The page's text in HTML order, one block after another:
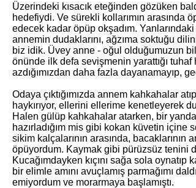
Üzerindeki kısacık eteğinden gözüken
hedefiydi. Ve sürekli kollarımın arasında
edecek kadar öpüp okşadım.
annemin dudaklarını, ağzıma soktuğu
biz idik. Üvey anne - oğul olduğumuzun
önünde ilk defa sevişmenin yarattığı
azdığımızdan daha fazla dayanamayıp,
Odaya çıktığımızda annem kahkahalar
haykırıyor, ellerini ellerime kenetleyerek
Halen gülüp kahkahalar atarken, bir
hazırladığım mis gibi kokan küvetin içine
sikim kalçalarının arasında,
öpüyordum. Kaymak gibi pürüzsüz tenini
Kucağımdayken kıçını sağa sola oynatıp
bir elimle amını avuçlamış parmağımı
emiyordum ve morarmaya başlamıştı.